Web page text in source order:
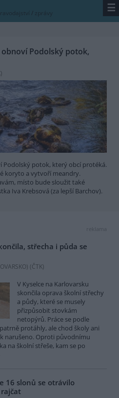
/ zprávy ☰
Podolský potok,
)
Podolský potok, který obcí protéká.
koryto a vytvoří meandry.
místo bude sloužit také
Iva Krebsová (za lepší Barchov).
reklama
střecha i půda se
(ČTK)
V Kyselce na Karlovarsku
skončila oprava školní střechy
a půdy, které se musely
přizpůsobit stovkám
netopýrů. Práce se podle
protáhly, ale chod školy ani
narušeno. Oproti původnímu
na školní střeše, kam se po
16 slonů se otrávilo